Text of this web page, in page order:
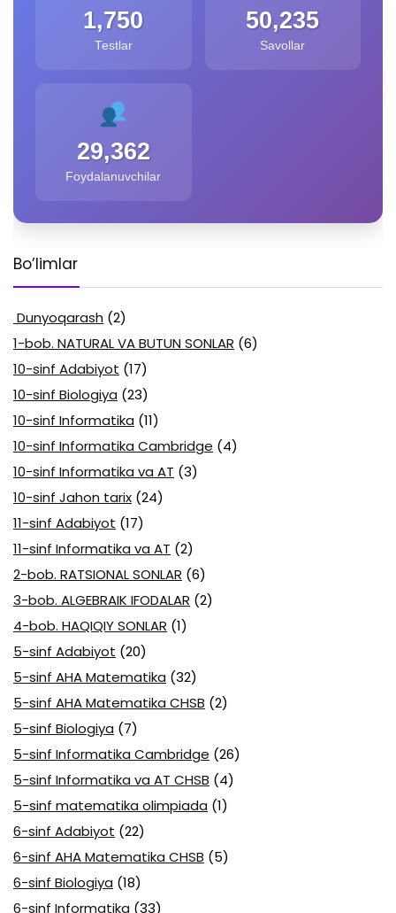
1,750
Testlar
50,235
Savollar
29,362
Foydalanuvchilar
Bo’limlar
Dunyoqarash (2)
1-bob. NATURAL VA BUTUN SONLAR (6)
10-sinf Adabiyot (17)
10-sinf Biologiya (23)
10-sinf Informatika (11)
10-sinf Informatika Cambridge (4)
10-sinf Informatika va AT (3)
10-sinf Jahon tarix (24)
11-sinf Adabiyot (17)
11-sinf Informatika va AT (2)
2-bob. RATSIONAL SONLAR (6)
3-bob. ALGEBRAIK IFODALAR (2)
4-bob. HAQIQIY SONLAR (1)
5-sinf Adabiyot (20)
5-sinf AHA Matematika (32)
5-sinf AHA Matematika CHSB (2)
5-sinf Biologiya (7)
5-sinf Informatika Cambridge (26)
5-sinf Informatika va AT CHSB (4)
5-sinf matematika olimpiada (1)
6-sinf Adabiyot (22)
6-sinf AHA Matematika CHSB (5)
6-sinf Biologiya (18)
6-sinf Informatika (33)